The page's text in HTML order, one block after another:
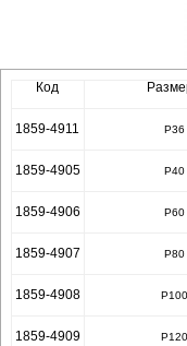
Код
1859-4911 P36
1859-4905 Р40
1859-4906 Р60
1859-4907 Р80
1859-4908 Р100
1859-4909 Р120